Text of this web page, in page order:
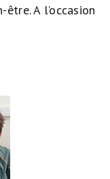
A l’occasion